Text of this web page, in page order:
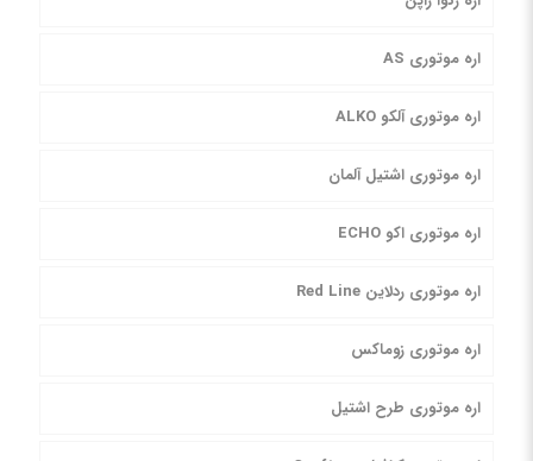
اره موتوری AS
اره موتوری آلکو ALKO
اره موتوری اشتیل آلمان
اره موتوری اکو ECHO
اره موتوری ردلاین Red Line
اره موتوری زوماکس
اره موتوری طرح اشتیل